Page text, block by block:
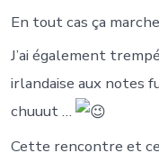
En tout cas ça
J’ai également
irlandaise aux notes
chuuut …
Cette rencontre et